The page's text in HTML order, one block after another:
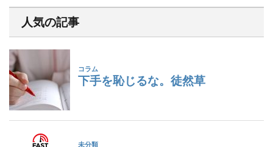
人気の記事